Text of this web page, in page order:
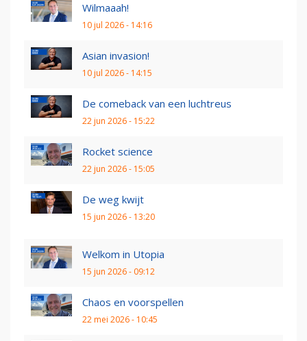
Wilmaaah!
10 jul 2026 - 14:16
Asian invasion!
10 jul 2026 - 14:15
De comeback van een luchtreus
22 jun 2026 - 15:22
Rocket science
22 jun 2026 - 15:05
De weg kwijt
15 jun 2026 - 13:20
Welkom in Utopia
15 jun 2026 - 09:12
Chaos en voorspellen
22 mei 2026 - 10:45